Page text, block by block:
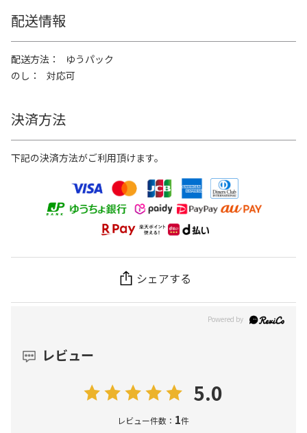
配送情報
配送方法
ゆうパック
のし
対応可
決済方法
下記の決済方法がご利用頂けます。
シェアする
レビュー
5.0
レビュー件数： 1件